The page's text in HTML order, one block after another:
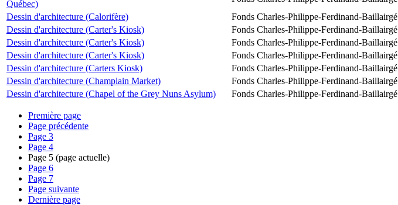
Québec)
Dessin d'architecture (Calorifère)
Fonds Charles-Philippe-Ferdinand-Baillairgé
Dessin d'architecture (Carter's Kiosk)
Fonds Charles-Philippe-Ferdinand-Baillairgé
Dessin d'architecture (Carter's Kiosk)
Fonds Charles-Philippe-Ferdinand-Baillairgé
Dessin d'architecture (Carter's Kiosk)
Fonds Charles-Philippe-Ferdinand-Baillairgé
Dessin d'architecture (Carters Kiosk)
Fonds Charles-Philippe-Ferdinand-Baillairgé
Dessin d'architecture (Champlain Market)
Fonds Charles-Philippe-Ferdinand-Baillairgé
Dessin d'architecture (Chapel of the Grey Nuns Asylum)
Fonds Charles-Philippe-Ferdinand-Baillairgé
Première page
Page précédente
Page 3
Page 4
Page 5 (page actuelle)
Page 6
Page 7
Page suivante
Dernière page